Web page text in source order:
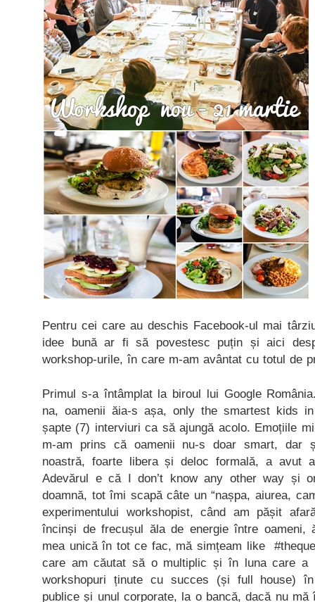
Pentru cei care au deschis Facebook-ul mai
idee bună ar fi să povestesc puțin și aici
workshop-urile, în care m-am avântat cu totul de
Primul s-a întâmplat la biroul lui Google
na, oamenii ăia-s așa, only the smartest kids
șapte (7) interviuri ca să ajungă acolo. Emoțiile
m-am prins că oamenii nu-s doar smart, dar
noastră, foarte libera și deloc formală, a avut
Adevărul e că I don’t know any other way și
doamnă, tot îmi scapă câte un “nașpa, aiurea,
experimentului workshopist, când am pășit
încinși de frecușul ăla de energie între oameni,
mea unică în tot ce fac, mă simțeam like
care am căutat să o multiplic și în luna care a
workshopuri ținute cu succes (și full house)
publice și unul corporate, la o bancă, dacă nu